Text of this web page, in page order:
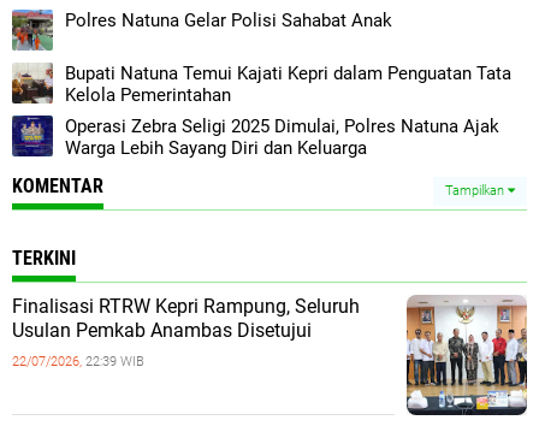
Polres Natuna Gelar Polisi Sahabat Anak
Bupati Natuna Temui Kajati Kepri dalam Penguatan Tata
Kelola Pemerintahan
Operasi Zebra Seligi 2025 Dimulai, Polres Natuna Ajak
Warga Lebih Sayang Diri dan Keluarga
KOMENTAR Tampilkan
TERKINI
Finalisasi RTRW Kepri Rampung, Seluruh
Usulan Pemkab Anambas Disetujui
22/07/2026, 22:39 WIB